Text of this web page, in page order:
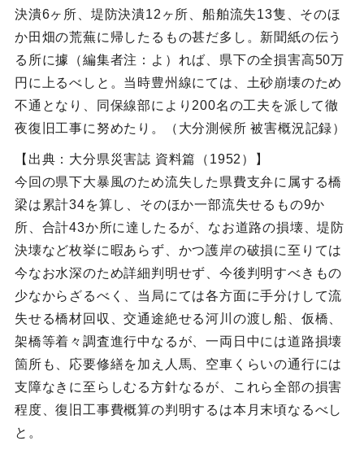
決潰6ヶ所、堤防決潰12ヶ所、船舶流失13隻、そのほ
か田畑の荒蕪に帰したるもの甚だ多し。新聞紙の伝う
る所に據（編集者注：よ）れば、県下の全損害高50万
円に上るべしと。当時豊州線にては、土砂崩壊のため
不通となり、同保線部により200名の工夫を派して徹
夜復旧工事に努めたり。（大分測候所 被害概況記録）
【出典：大分県災害誌 資料篇（1952）】
今回の県下大暴風のため流失した県費支弁に属する橋
梁は累計34を算し、そのほか一部流失せるもの9か
所、合計43か所に達したるが、なお道路の損壊、堤防
決壊など枚挙に暇あらず、かつ護岸の破損に至りては
今なお水深のため詳細判明せず、今後判明すべきもの
少なからざるべく、当局にては各方面に手分けして流
失せる橋材回収、交通途絶せる河川の渡し船、仮橋、
架橋等着々調査進行中なるが、一両日中には道路損壊
箇所も、応要修繕を加え人馬、空車くらいの通行には
支障なきに至らしむる方針なるが、これら全部の損害
程度、復旧工事費概算の判明するは本月末頃なるべし
と。